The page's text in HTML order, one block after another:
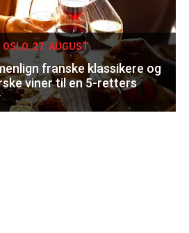
OSLO, 27. AUGUST
franske klassikere og
viner til en 5-retters